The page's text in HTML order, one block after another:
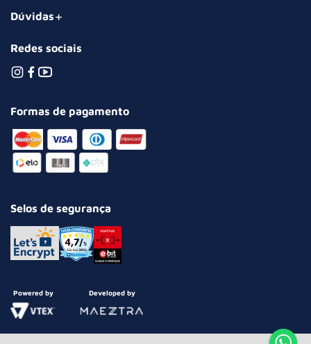
Dúvidas
Redes sociais
Formas de pagamento
Selos de segurança
Powered by Developed by